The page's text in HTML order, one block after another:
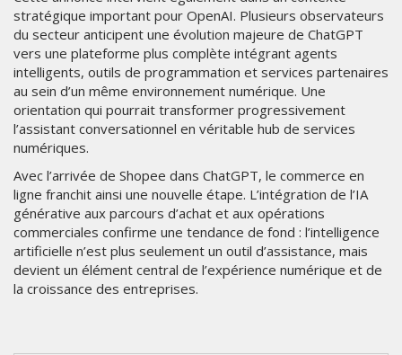
stratégique important pour OpenAI. Plusieurs observateurs
du secteur anticipent une évolution majeure de ChatGPT
vers une plateforme plus complète intégrant agents
intelligents, outils de programmation et services partenaires
au sein d’un même environnement numérique. Une
orientation qui pourrait transformer progressivement
l’assistant conversationnel en véritable hub de services
numériques.
Avec l’arrivée de Shopee dans ChatGPT, le commerce en
ligne franchit ainsi une nouvelle étape. L’intégration de l’IA
générative aux parcours d’achat et aux opérations
commerciales confirme une tendance de fond : l’intelligence
artificielle n’est plus seulement un outil d’assistance, mais
devient un élément central de l’expérience numérique et de
la croissance des entreprises.